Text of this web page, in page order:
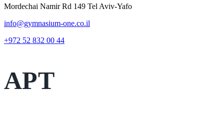
Mordechai Namir Rd 149 Tel Aviv-Yafo
info@gymnasium-one.co.il
+972 52 832 00 44
АРТ